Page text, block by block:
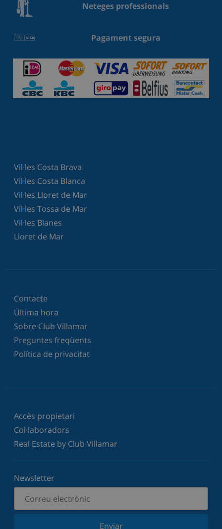
Neteges professionals
Pagament segura
Vil·les Costa Brava
Vil·les Costa Blanca
Vil·les Lloret de Mar
Vil·les Tossa de Mar
Vil·les Blanes
Lloret de Mar
Contacte
Última hora
Sobre Club Villamar
Preguntes freqüents
Política de privacitat
Accès propietari
Col·laboradors
Real Estate by Club Villamar
Newsletter
Enviar